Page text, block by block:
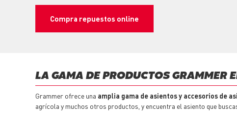
Compra repuestos online
LA GAMA DE PRODUCTOS GRAMMER
Grammer ofrece una amplia gama de asientos y accesorios de
agrícola y muchos otros productos, y encuentra el asiento que